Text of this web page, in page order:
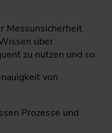
Messunsicherheit
über
zu nutzen und so:
von
Prozesse und